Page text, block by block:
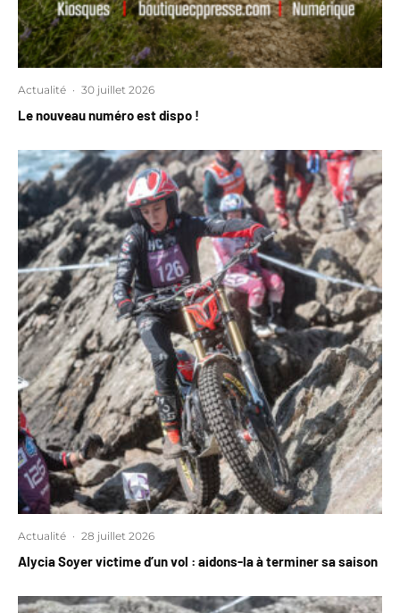
Actualité · 30 juillet 2026
Le nouveau numéro est dispo !
Actualité · 28 juillet 2026
Alycia Soyer victime d’un vol : aidons-la à terminer sa saison